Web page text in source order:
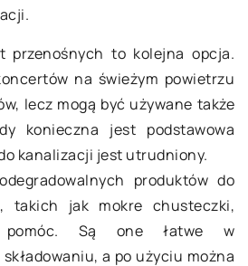
przenośnych to kolejna opcja.
na świeżym powietrzu
lecz mogą być używane także
konieczna jest podstawowa
kanalizacji jest utrudniony.
produktów do
takich jak mokre chusteczki,
pomóc. Są one łatwe w
a po użyciu można